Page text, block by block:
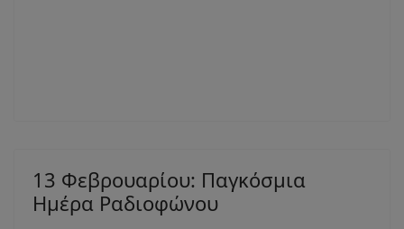
13 Φεβρουαρίου: Παγκόσμια
Ημέρα Ραδιοφώνου